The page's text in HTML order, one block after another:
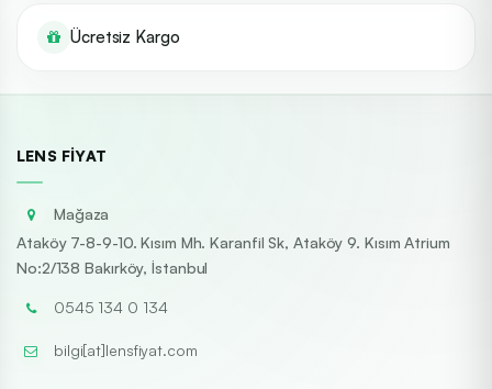
Ücretsiz Kargo
LENS FIYAT
Mağaza
Ataköy 7-8-9-10. Kısım Mh. Karanfil Sk, Ataköy 9. Kısım Atrium
No:2/138 Bakırköy, İstanbul
0545 134 0 134
bilgi[at]lensfiyat.com